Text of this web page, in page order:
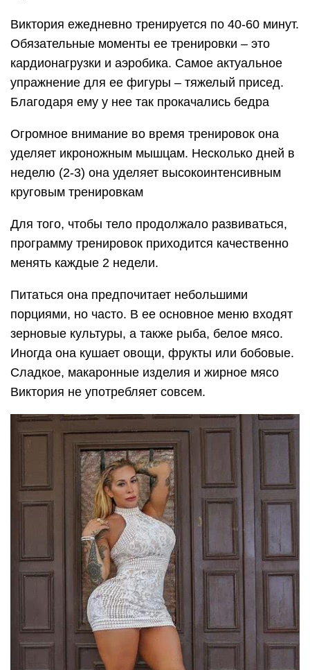
Виктория ежедневно тренируется по 40-60 минут.
Обязательные моменты ее тренировки – это
кардионагрузки и аэробика. Самое актуальное
упражнение для ее фигуры – тяжелый присед.
Благодаря ему у нее так прокачались бедра
Огромное внимание во время тренировок она
уделяет икроножным мышцам. Несколько дней в
неделю (2-3) она уделяет высокоинтенсивным
круговым тренировкам
Для того, чтобы тело продолжало развиваться,
программу тренировок приходится качественно
менять каждые 2 недели.
Питаться она предпочитает небольшими
порциями, но часто. В ее основное меню входят
зерновые культуры, а также рыба, белое мясо.
Иногда она кушает овощи, фрукты или бобовые.
Сладкое, макаронные изделия и жирное мясо
Виктория не употребляет совсем.